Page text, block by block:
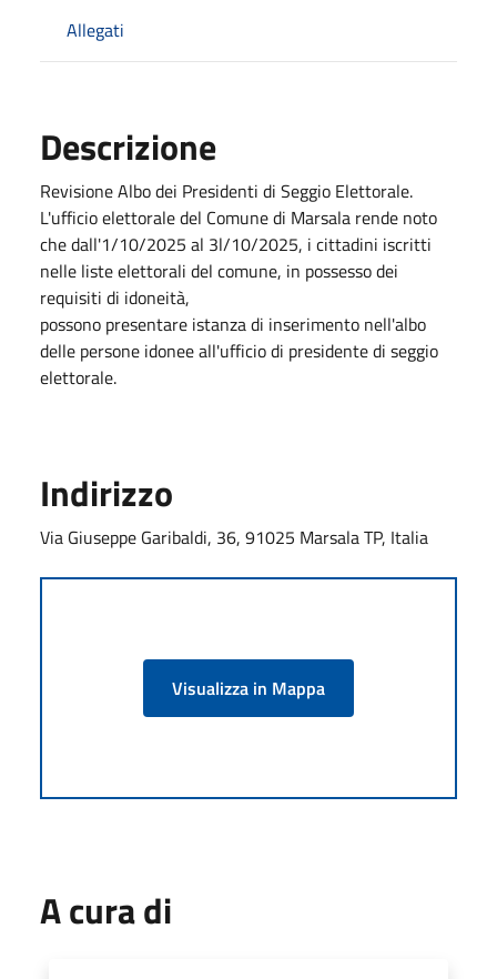
Allegati
Descrizione
Revisione Albo dei Presidenti di Seggio Elettorale.
L'ufficio elettorale del Comune di Marsala rende noto
che dall'1/10/2025 al 3l/10/2025, i cittadini iscritti
nelle liste elettorali del comune, in possesso dei
requisiti di idoneità,
possono presentare istanza di inserimento nell'albo
delle persone idonee all'ufficio di presidente di seggio
elettorale.
Indirizzo
Via Giuseppe Garibaldi, 36, 91025 Marsala TP, Italia
Visualizza in Mappa
A cura di